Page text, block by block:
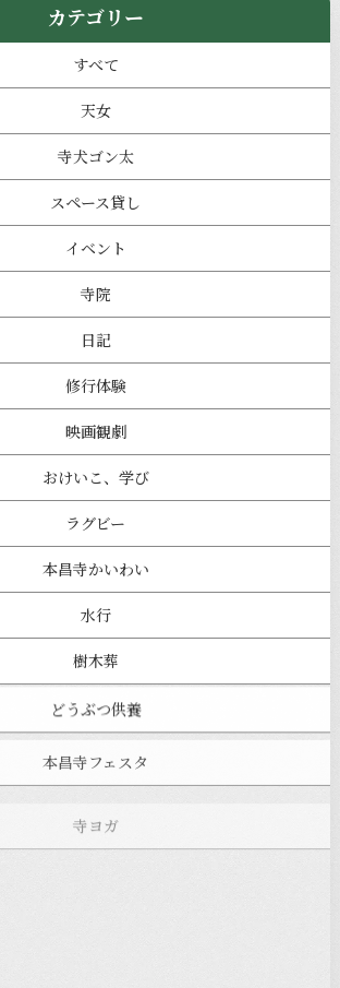
カテゴリー
すべて
天女
寺犬ゴン太
スペース貸し
イベント
寺院
日記
修行体験
映画観劇
おけいこ、学び
ラグビー
本昌寺かいわい
水行
樹木葬
どうぶつ供養
本昌寺フェスタ
お知らせ